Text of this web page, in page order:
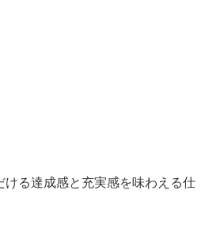
る達成感と充実感を味わえる仕